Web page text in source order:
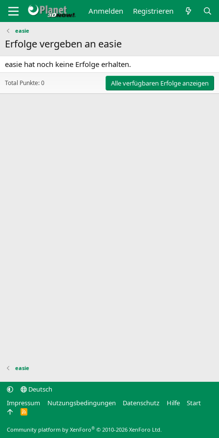
Anmelden Registrieren
easie
Erfolge vergeben an easie
easie hat noch keine Erfolge erhalten.
Total Punkte: 0 Alle verfügbaren Erfolge anzeigen
easie
Deutsch
Impressum
Nutzungsbedingungen Datenschutz Hilfe Start
R
Community platform by XenForo® © 2010-2026 XenForo Ltd.